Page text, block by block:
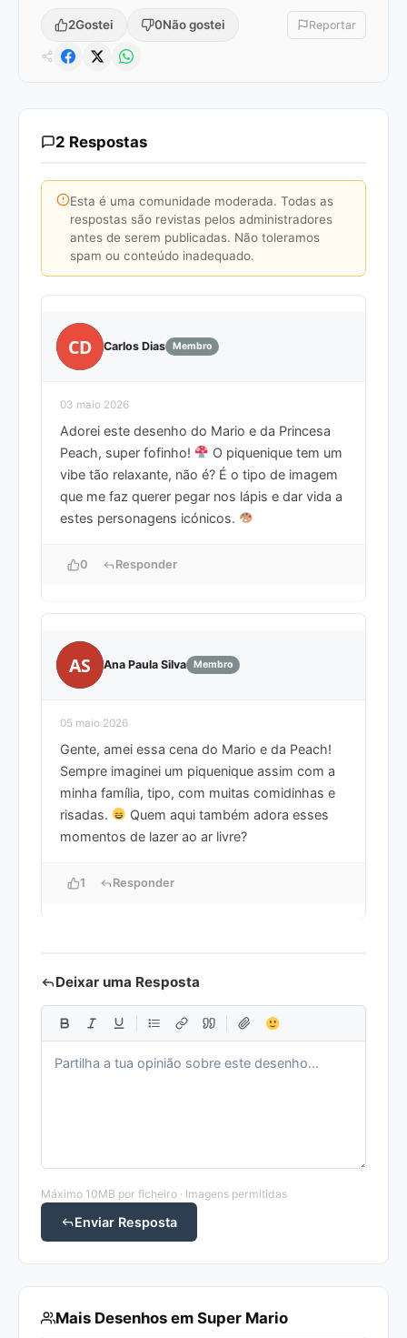
2Gostei 0Não gostei Reportar
2 Respostas
Esta é uma comunidade moderada. Todas as
respostas são revistas pelos administradores
antes de serem publicadas. Não toleramos
spam ou conteúdo inadequado.
CD Carlos Dias Membro
03 maio 2026
Adorei este desenho do Mario e da Princesa
Peach, super fofinho!
O piquenique tem um
vibe tão relaxante, não é? É o tipo de imagem
que me faz querer pegar nos lápis e dar vida a
estes personagens icónicos.
0 Responder
AS Ana Paula Silva Membro
05 maio 2026
Gente, amei essa cena do Mario e da Peach!
Sempre imaginei um piquenique assim com a
minha família, tipo, com muitas comidinhas e
risadas.
Quem aqui também adora esses
momentos de lazer ao ar livre?
1 Responder
Deixar uma Resposta
Máximo 10MB por ficheiro · Imagens permitidas
Enviar Resposta
Mais Desenhos em Super Mario